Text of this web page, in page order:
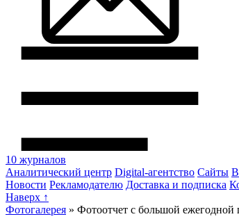
10 журналов
Аналитический центр Digital-агентство Сайты
Новости Рекламодателю Доставка и подписка
Наверх ↑
Фотогалерея » Фотоотчет с большой ежегодной